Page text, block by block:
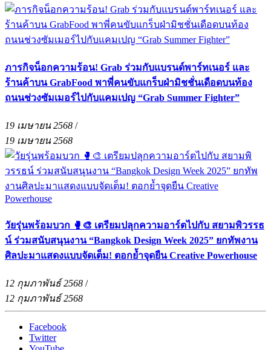
ภารกิจน็อกความร้อน! Grab ร่วมกับแบรนด์พาร์ทเนอร์ และ
ร้านค้าบน GrabFood พาพี่คนขับแกร็บฝ่ามิชชั่นเดือดบนท้อง
ถนนช่วงซัมเมอร์ไปกับแคมเปญ “Grab Summer Fighter”
19 เมษายน 2568 /
19 เมษายน 2568
วัยรุ่นพร้อมบวก 🥊🎨 เตรียมปลุกความอาร์ตไปกับ สยามพิวรรธ
น์ ร่วมสนับสนุนงาน “Bangkok Design Week 2025” ยกทัพงาน
ศิลปะมาแสดงแบบจัดเต็ม! ตอกย้ำจุดยืน Creative Powerhouse
12 กุมภาพันธ์ 2568 /
12 กุมภาพันธ์ 2568
Facebook
Twitter